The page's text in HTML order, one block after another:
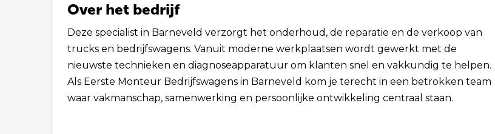
Over het bedrijf
Deze specialist in Barneveld verzorgt het onderhoud, de reparatie en de verkoop van
trucks en bedrijfswagens. Vanuit moderne werkplaatsen wordt gewerkt met de
nieuwste technieken en diagnoseapparatuur om klanten snel en vakkundig te helpen.
Als Eerste Monteur Bedrijfswagens in Barneveld kom je terecht in een betrokken team
waar vakmanschap, samenwerking en persoonlijke ontwikkeling centraal staan.